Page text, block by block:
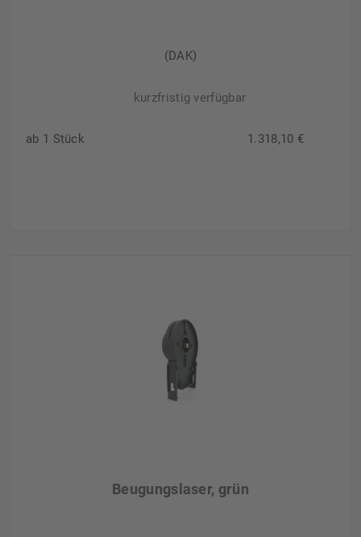
(DAK)
kurzfristig verfügbar
ab 1 Stück 1.318,10 €
Beugungslaser, grün